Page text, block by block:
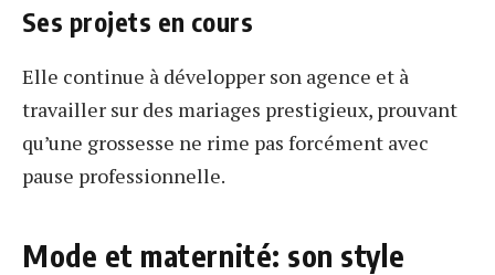
Ses projets en cours
Elle continue à développer son agence et à
travailler sur des mariages prestigieux, prouvant
qu’une grossesse ne rime pas forcément avec
pause professionnelle.
Mode et maternité: son style